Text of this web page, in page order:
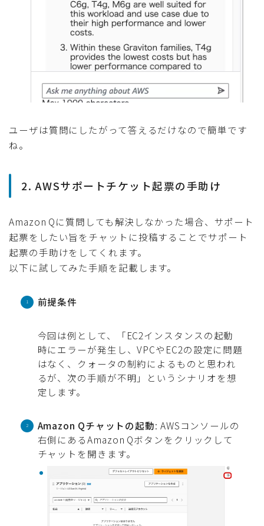
ユーザは質問にしたがって答えるだけなので簡単です
ね。
2. AWSサポートチケット起票の手助け
Amazon Qに質問しても解決しなかった場合、サポート
起票をしたい旨をチャットに投稿することでサポート
起票の手助けをしてくれます。
以下に試してみた手順を記載します。
前提条件
今回は例として、「EC2インスタンスの起動
時にエラーが発生し、VPCやEC2の設定に問題
はなく、クォータの制約によるものと思われ
るが、次の手順が不明」というシナリオを想
定します。
Amazon Qチャットの起動: AWSコンソールの
右側にあるAmazon Qボタンをクリックして
チャットを開きます。